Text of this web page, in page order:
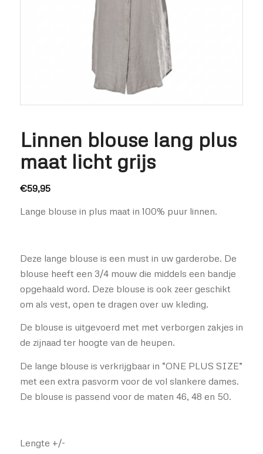
Linnen blouse lang plus
maat licht grijs
€59,95
Lange blouse in plus maat in 100% puur linnen.
Deze lange blouse is een must in uw garderobe. De
blouse heeft een 3/4 mouw die middels een bandje
opgehaald word. Deze blouse is ook zeer geschikt
om als vest, open te dragen over uw kleding.
De blouse is uitgevoerd met met verborgen zakjes in
de zijnaad ter hoogte van de heupen.
De lange blouse is verkrijgbaar in “ONE PLUS SIZE”
met een extra pasvorm voor de vol slankere dames.
De blouse is passend voor de maten 46, 48 en 50.
Lengte +/-